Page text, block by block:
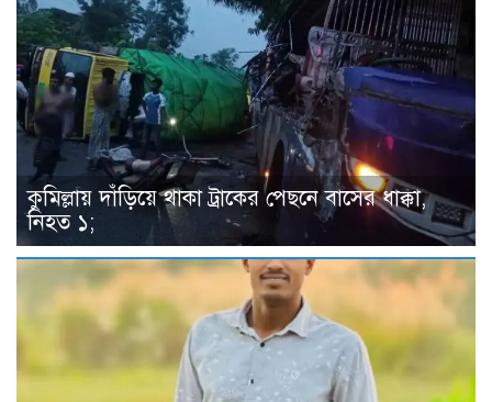
কুমিল্লায় দাঁড়িয়ে থাকা ট্রাকের পেছনে বাসের ধাক্কা,
নিহত ১;